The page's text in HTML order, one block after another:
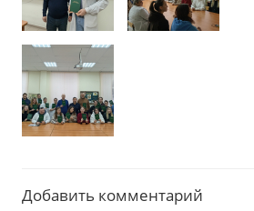
Добавить комментарий